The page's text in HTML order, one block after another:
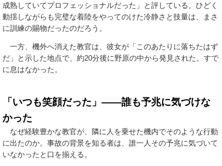
成熟していてプロフェッショナルだった」と評している。ひどく
動揺しながらも完璧な着陸をやってのけた冷静さと技量は、まさ
に訓練の賜物だったのだろう。
一方、機外へ消えた教官は、彼女が「このあたりに落ちたはず
だ」と示した地点で、約20分後に野原の中から発見された。すで
に息はなかった。
「いつも笑顔だった」——誰も予兆に気づけな
かった
なぜ経験豊かな教官が、隣に人を乗せた機内でそのような行動
に出たのか。事故の背景を知る者は、誰一人その予兆に気づいて
いなかったと口を揃える。